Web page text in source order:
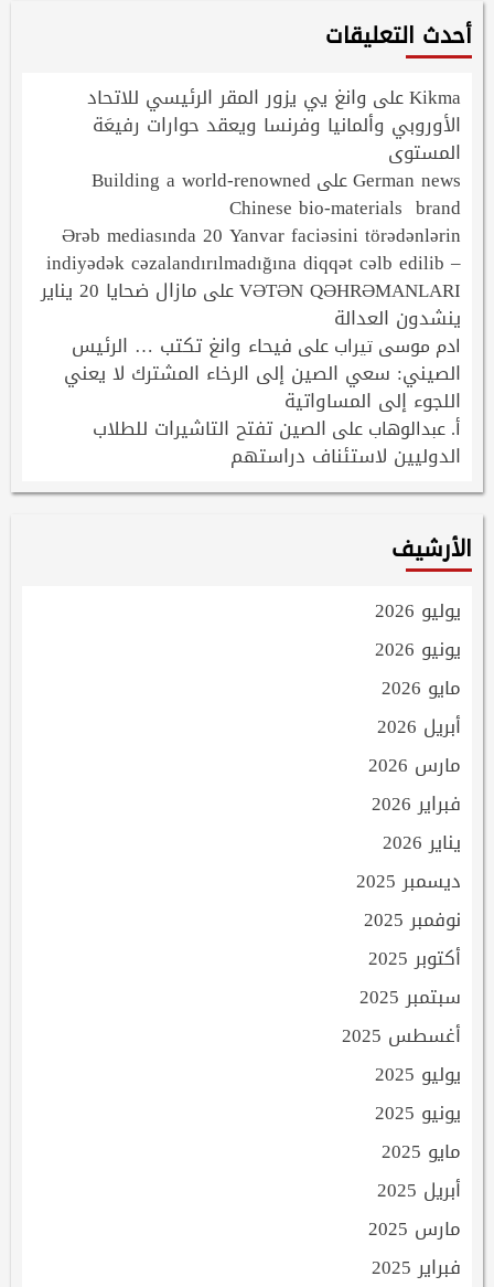
أحدث التعليقات
Kikmaعلى وانغ يي يزور المقر الرئيسي للاتحاد
الأوروبي وألمانيا وفرنسا ويعقد حوارات رفيعَة
المستوى
German newsعلى Building a world-renowned
Chinese bio-materials brand
Ərəb mediasında 20 Yanvar faciəsini törədənlərin
indiyədək cəzalandırılmadığına diqqət cəlb edilib –
VƏTƏN QƏHRƏMANLARIعلى مازال ضحايا 20 يناير
ينشدون العدالة
ادم موسى تيرابعلى فيحاء وانغ تكتب … الرئيس
الصيني: سعي الصين إلى الرخاء المشترك لا يعني
اللجوء إلى المساواتية
أ. عبدالوهابعلى الصين تفتح التاشيرات للطلاب
الدوليين لاستئناف دراستهم
الأرشيف
يوليو 2026
يونيو 2026
مايو 2026
أبريل 2026
مارس 2026
فبراير 2026
يناير 2026
ديسمبر 2025
نوفمبر 2025
أكتوبر 2025
سبتمبر 2025
أغسطس 2025
يوليو 2025
يونيو 2025
مايو 2025
أبريل 2025
مارس 2025
فبراير 2025